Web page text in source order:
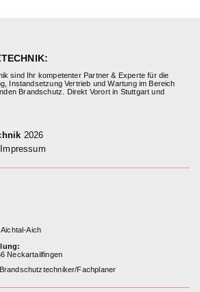
sind Ihr kompetenter Partner & Experte für die
Instandsetzung Vertrieb und Wartung im Bereich
Brandschutz. Direkt Vorort in Stuttgart und
2026
Impressum
Aich
Neckartailfingen
Fachplaner